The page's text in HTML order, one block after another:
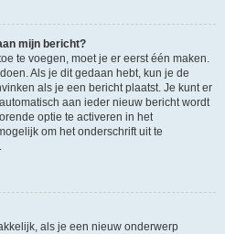
mijn bericht?
te voegen, moet je er eerst één maken.
Als je dit gedaan hebt, kun je de
als je een bericht plaatst. Je kunt er
aan ieder nieuw bericht wordt
optie te activeren in het
om het onderschrift uit te
als je een nieuw onderwerp